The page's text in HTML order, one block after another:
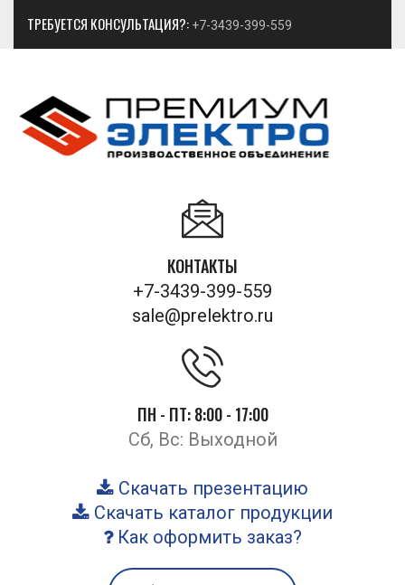
ТРЕБУЕТСЯ КОНСУЛЬТАЦИЯ?: +7-3439-399-559
КОНТАКТЫ
+7-3439-399-559
sale@prelektro.ru
ПН - ПТ: 8:00 - 17:00
Сб, Вс: Выходной
Скачать презентацию
Скачать каталог продукции
Как оформить заказ?